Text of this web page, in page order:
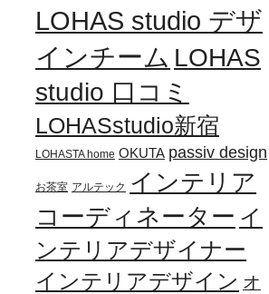
LOHAS studio デザ
インチーム LOHAS
studio 口コミ
LOHASstudio新宿
LOHASTA home OKUTA passiv design
お茶室 アルテック インテリア
コーディネーター イ
ンテリアデザイナー
インテリアデザイン オ